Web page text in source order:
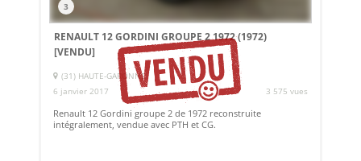
3
RENAULT 12 GORDINI GROUPE 2 1972 (1972)
[VENDU]
(31) HAUTE-GARONNE
6 janvier 2017
3 575 vues
Renault 12 Gordini groupe 2 de 1972 reconstruite
intégralement, vendue avec PTH et CG.